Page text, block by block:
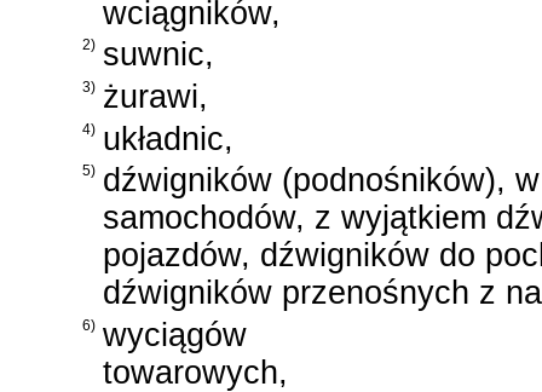
wciągników,
2) suwnic,
3) żurawi,
4) układnic,
5) dźwigników (podnośników),
samochodów, z wyjątkiem
pojazdów, dźwigników do
dźwigników przenośnych z
6) wyciągów
towarowych,